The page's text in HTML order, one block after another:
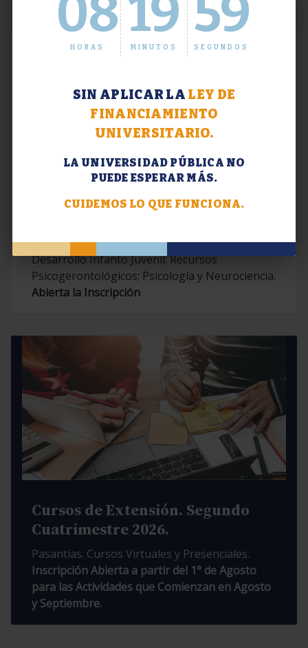
08
HORAS
20
MINUTOS
00
SEGUNDOS
SIN APLICAR LA LEY DE
FINANCIAMIENTO
UNIVERSITARIO.
LA UNIVERSIDAD PÚBLICA NO
PUEDE ESPERAR MÁS.
CUIDEMOS LO QUE FUNCIONA.
Extensión. Diplomaturas 2026.
Contemporáneas; Problemáticas en el
Desarrollo Infanto Juvenil; Recursos
Psicogerontológicos; Psicología y Neurociencia.
Abierta la Inscripción
Cursos de Extensión. Segundo
Cuatrimestre 2026.
Pasantías. Cursos Virtuales y Presenciales.
Inscripción Abierta a partir del 1° de Agosto
para las Actividades que Comienzan en Agosto
y Septiembre.